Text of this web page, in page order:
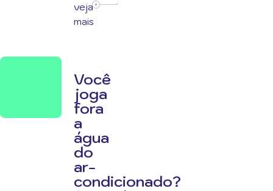
veja
mais
Você
joga
fora
a
água
do
ar-
condicionado?